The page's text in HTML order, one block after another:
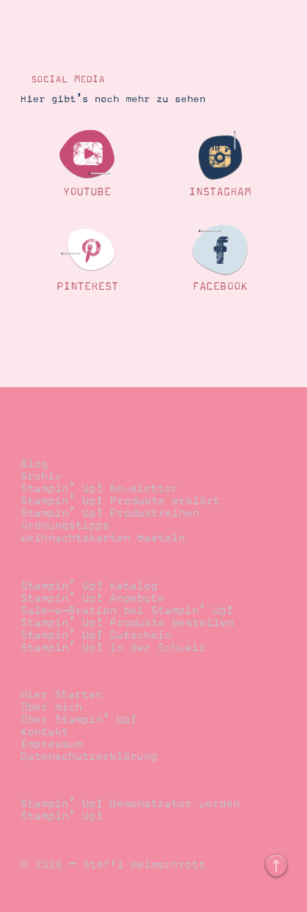
SOCIAL MEDIA
Hier gibt’s noch mehr zu sehen
YOUTUBE INSTAGRAM
PINTEREST FACEBOOK
Blog
Archiv
Stampin’ Up! Newsletter
Stampin’ Up! Produkte erklärt
Stampin’ Up! Produktreihen
Ordnungstipps
Weihnachtskarten basteln
Stampin’ Up! Katalog
Stampin’ Up! Angebote
Sale-a-Bration bei Stampin’ Up!
Stampin’ Up! Produkte bestellen
Stampin’ Up! Gutschein
Stampin’ Up! in der Schweiz
Hier Starten
Über mich
Über Stampin’ Up!
Kontakt
Impressum
Datenschutzerklärung
Stampin’ Up! Demonstrator werden
Stampin’ Up!
© 2026 – Steffi Helmschrott